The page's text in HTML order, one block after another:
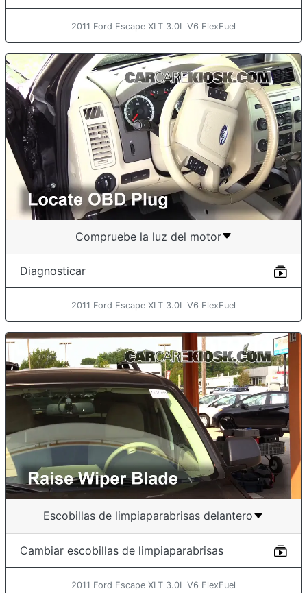
2011 Ford Escape XLT 3.0L V6 FlexFuel
Compruebe la luz del motor
Diagnosticar
2011 Ford Escape XLT 3.0L V6 FlexFuel
Escobillas de limpiaparabrisas delantero
Cambiar escobillas de limpiaparabrisas
2011 Ford Escape XLT 3.0L V6 FlexFuel